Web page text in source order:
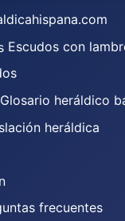
Escudos con
Glosario heráldico
heráldica
frecuentes